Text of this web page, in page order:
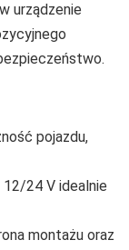
urządzenie
pojazdu,
12/24 V idealnie
montażu oraz